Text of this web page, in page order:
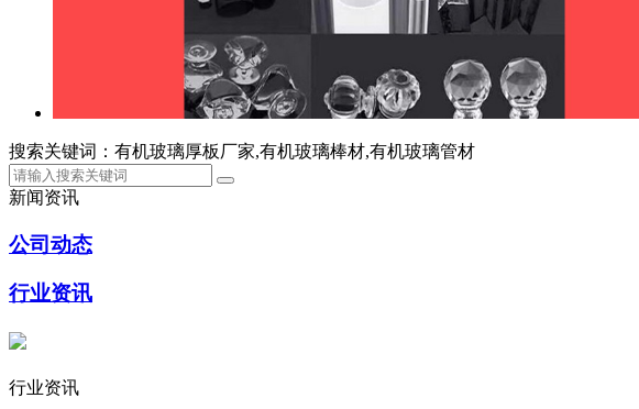
搜索关键词：有机玻璃厚板厂家,有机玻璃棒材,有机玻璃管材
新闻资讯
公司动态
行业资讯
行业资讯